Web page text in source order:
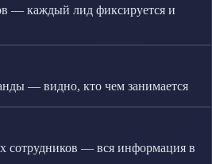
— каждый лид фиксируется и
— видно, кто чем занимается
сотрудников — вся информация в